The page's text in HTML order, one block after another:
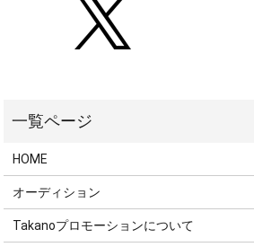
HOME
オーディション
Takanoプロモーションについて